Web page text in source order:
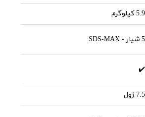
5.9 کیلوگرم
5 شیار - SDS-MAX
✔️
7.5 ژول